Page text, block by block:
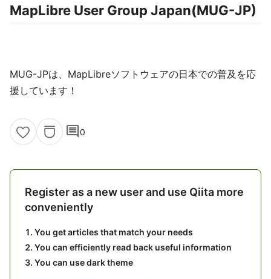
MapLibre User Group Japan(MUG-JP)
MUG-JPは、MapLibreソフトウェアの日本での普及を応
援しています！
comment0
Register as a new user and use Qiita more
conveniently
You get articles that match your needs
You can efficiently read back useful information
You can use dark theme